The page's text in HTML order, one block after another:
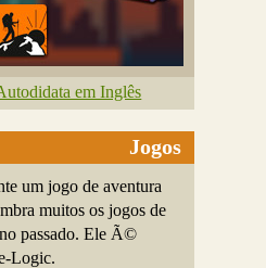
em Inglês
Jogos
um jogo de aventura
muitos os jogos de
passado. Ele Ã©
Logic.